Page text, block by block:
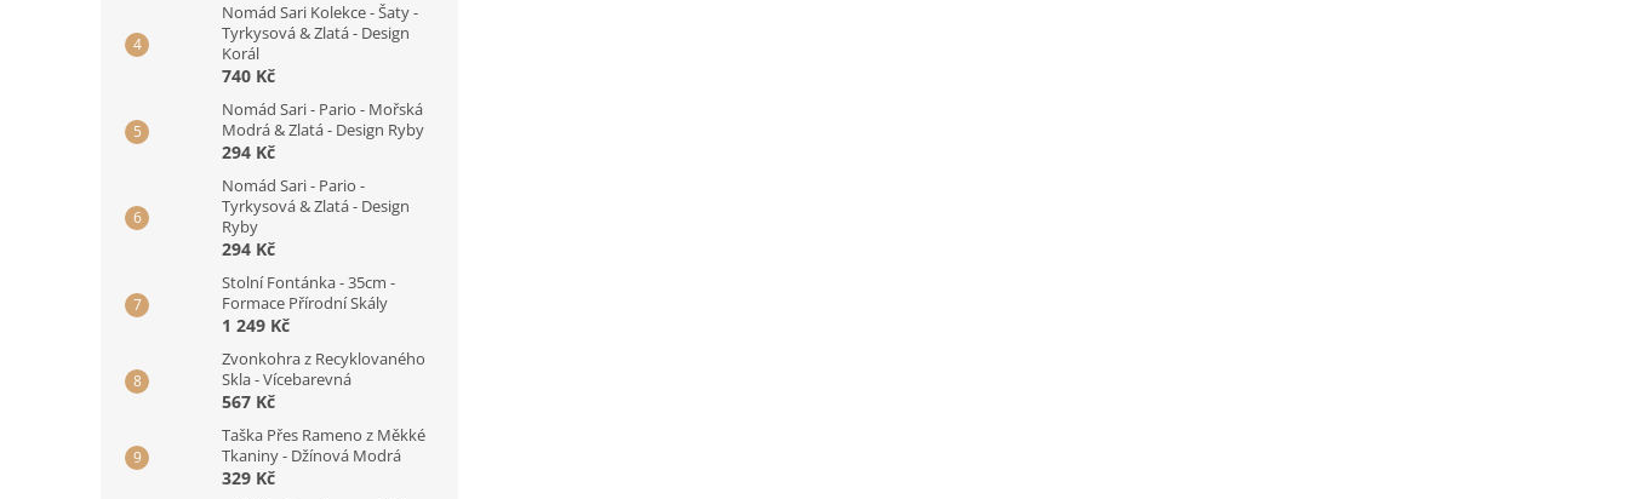
Nomád Sari Kolekce - Šaty -
Tyrkysová & Zlatá - Design
Korál
740 Kč
Nomád Sari - Pario - Mořská
Modrá & Zlatá - Design Ryby
294 Kč
Nomád Sari - Pario -
Tyrkysová & Zlatá - Design
Ryby
294 Kč
Stolní Fontánka - 35cm -
Formace Přírodní Skály
1 249 Kč
Zvonkohra z Recyklovaného
Skla - Vícebarevná
567 Kč
Taška Přes Rameno z Měkké
Tkaniny - Džínová Modrá
329 Kč